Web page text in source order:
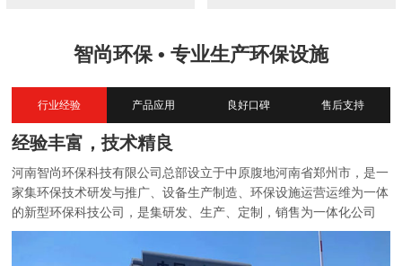
智尚环保 • 专业生产环保设施
行业经验 产品应用 良好口碑 售后支持
经验丰富，技术精良
河南智尚环保科技有限公司总部设立于中原腹地河南省郑州市，是一
家集环保技术研发与推广、设备生产制造、环保设施运营运维为一体
的新型环保科技公司，是集研发、生产、定制，销售为一体化公司